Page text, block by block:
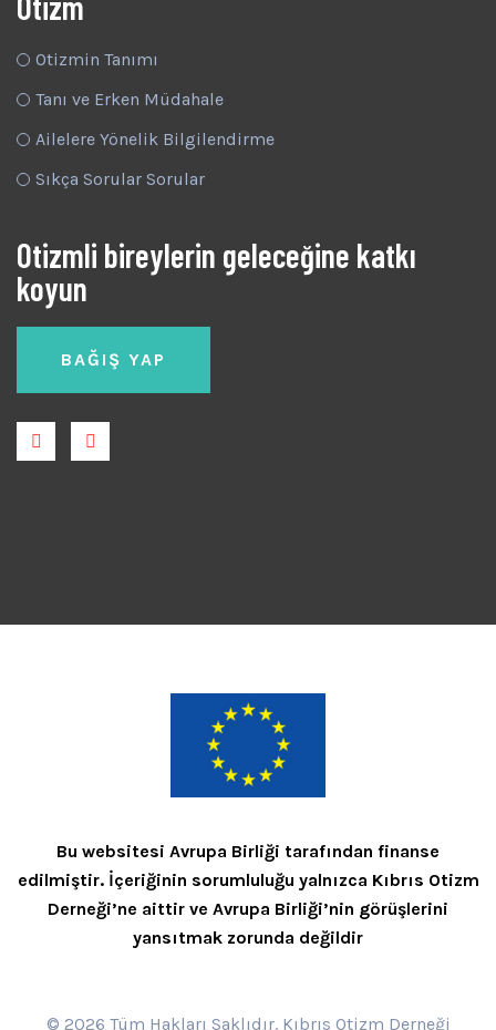
Otizmin Tanımı
Tanı ve Erken Müdahale
Ailelere Yönelik Bilgilendirme
Sıkça Sorular Sorular
Otizmli bireylerin geleceğine katkı
koyun
BAĞIŞ YAP
Bu websitesi Avrupa Birliği tarafından finanse
edilmiştir. İçeriğinin sorumluluğu yalnızca Kıbrıs Otizm
Derneği’ne aittir ve Avrupa Birliği’nin görüşlerini
yansıtmak zorunda değildir
© 2026 Tüm Hakları Saklıdır. Kıbrıs Otizm Derneği